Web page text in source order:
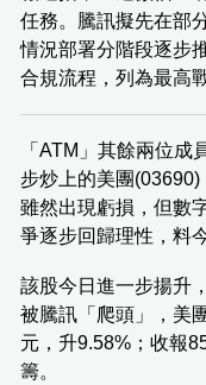
任務。騰訊擬先在部
情況部署分階段逐步
合規流程，列為最高
「ATM」其餘兩位
步炒上的美團
雖然出現虧損，但數
爭逐步回歸理性，料
該股今日進一步揚升
被騰訊「爬頭」，美
元，升9.58%；收報
籌。